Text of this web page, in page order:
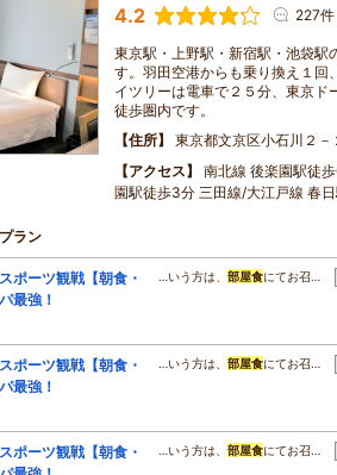
4.2 227件
東京駅・上野駅・新宿駅・池袋駅
す。羽田空港からも乗り換え１回
イツリーは電車で２５分、東京ド
徒歩圏内です。
住所
東京都文京区小石川２－
アクセス
南北線 後楽園駅徒
園駅徒歩3分 三田線/大江戸線 春
ラン
ポーツ観戦【朝食・
最強！
…いう方は、 部屋食にてお召…
ポーツ観戦【朝食・
最強！
…いう方は、 部屋食にてお召…
ポーツ観戦【朝食・
…いう方は、 部屋食にてお召…